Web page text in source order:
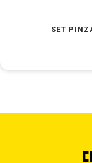
SET